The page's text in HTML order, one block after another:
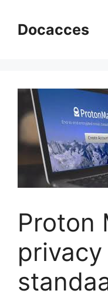
naarDocacces
Proton
privacy